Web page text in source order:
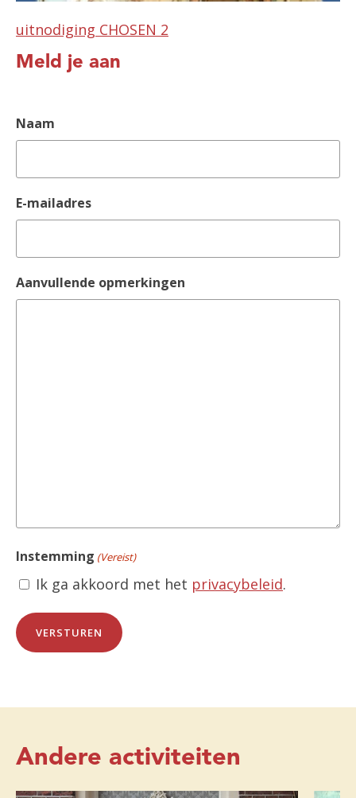
uitnodiging CHOSEN 2
Meld je aan
Naam
E-mailadres
Aanvullende opmerkingen
Instemming (Vereist)
Ik ga akkoord met het privacybeleid.
Andere activiteiten